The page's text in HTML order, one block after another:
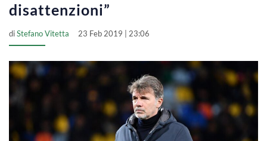
disattenzioni”
diStefano Vitetta 23 Feb 2019 | 23:06